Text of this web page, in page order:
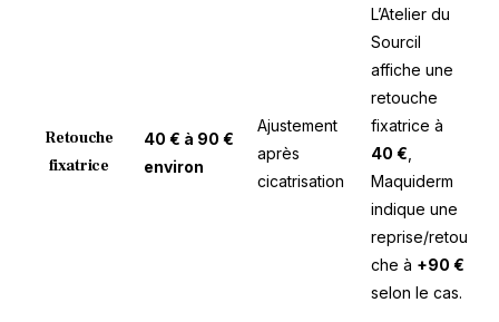
Retouche
fixatrice
40 € à 90 €
environ
Ajustement
après
cicatrisation
L’Atelier du
Sourcil
affiche une
retouche
fixatrice à
40 €
Maquiderm
indique une
reprise/retou
che à +90 €
selon le cas.